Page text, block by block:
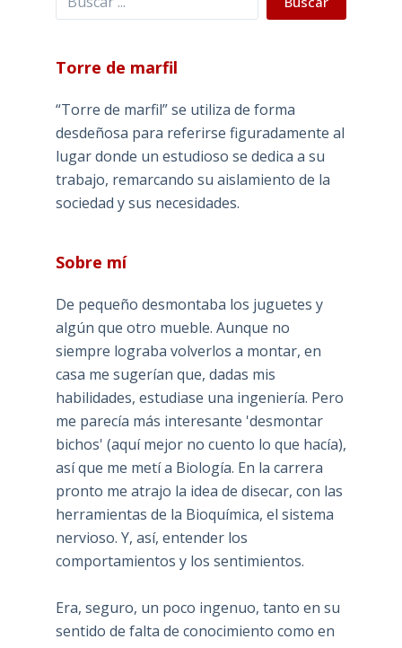
Torre de marfil
“Torre de marfil” se utiliza de forma
desdeñosa para referirse figuradamente al
lugar donde un estudioso se dedica a su
trabajo, remarcando su aislamiento de la
sociedad y sus necesidades.
Sobre mí
De pequeño desmontaba los juguetes y
algún que otro mueble. Aunque no
siempre lograba volverlos a montar, en
casa me sugerían que, dadas mis
habilidades, estudiase una ingeniería. Pero
me parecía más interesante 'desmontar
bichos' (aquí mejor no cuento lo que hacía),
así que me metí a Biología. En la carrera
pronto me atrajo la idea de disecar, con las
herramientas de la Bioquímica, el sistema
nervioso. Y, así, entender los
comportamientos y los sentimientos.
Era, seguro, un poco ingenuo, tanto en su
sentido de falta de conocimiento como en